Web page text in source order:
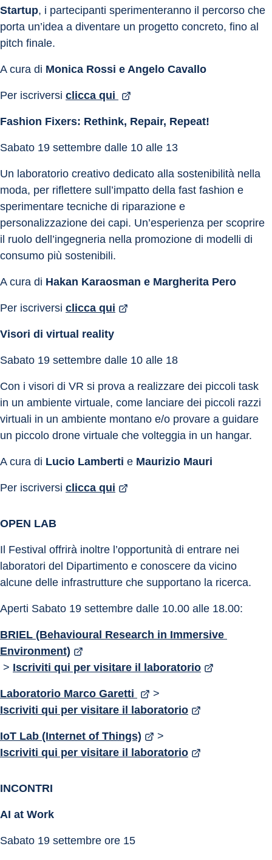
Startup, i partecipanti sperimenteranno il percorso che
porta un’idea a diventare un progetto concreto, fino al
pitch finale.
A cura di Monica Rossi e Angelo Cavallo
Per iscriversi clicca qui
Fashion Fixers: Rethink, Repair, Repeat!
Sabato 19 settembre dalle 10 alle 13
Un laboratorio creativo dedicato alla sostenibilità nella
moda, per riflettere sull’impatto della fast fashion e
sperimentare tecniche di riparazione e
personalizzazione dei capi. Un’esperienza per scoprire
il ruolo dell’ingegneria nella promozione di modelli di
consumo più sostenibili.
A cura di Hakan Karaosman e Margherita Pero
Per iscriversi clicca qui
Visori di virtual reality
Sabato 19 settembre dalle 10 alle 18
Con i visori di VR si prova a realizzare dei piccoli task
in un ambiente virtuale, come lanciare dei piccoli razzi
virtuali in un ambiente montano e/o provare a guidare
un piccolo drone virtuale che volteggia in un hangar.
A cura di Lucio Lamberti e Maurizio Mauri
Per iscriversi clicca qui
OPEN LAB
Il Festival offrirà inoltre l’opportunità di entrare nei
laboratori del Dipartimento e conoscere da vicino
alcune delle infrastrutture che supportano la ricerca.
Aperti Sabato 19 settembre dalle 10.00 alle 18.00:
BRIEL (Behavioural Research in Immersive
Environment)
> Iscriviti qui per visitare il laboratorio
Laboratorio Marco Garetti
>
Iscriviti qui per visitare il laboratorio
IoT Lab (Internet of Things)
>
Iscriviti qui per visitare il laboratorio
INCONTRI
AI at Work
Sabato 19 settembre ore 15